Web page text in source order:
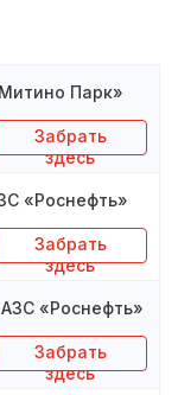
Парк»
Забрать
здесь
«Роснефть»
Забрать
здесь
«Роснефть»
Забрать
здесь